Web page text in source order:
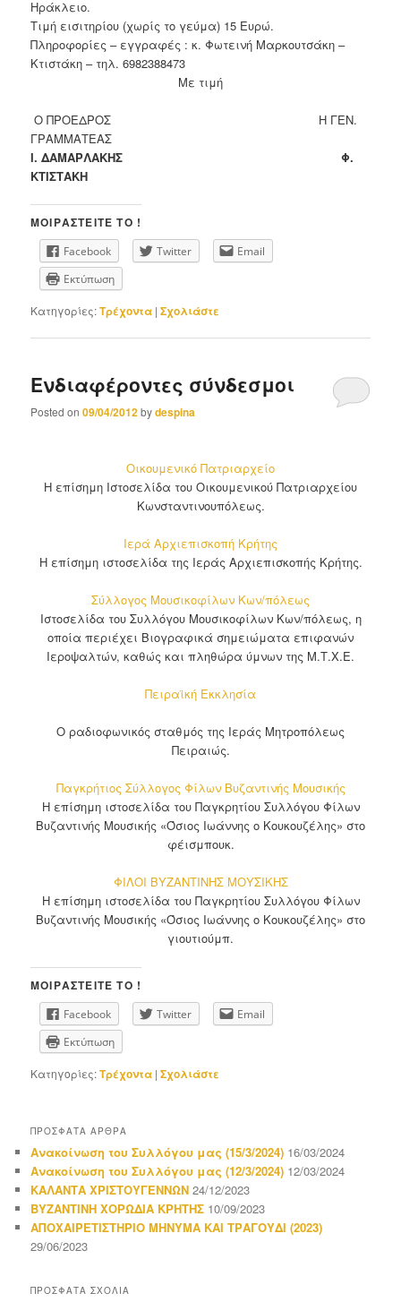
Ηράκλειο.
Τιμή εισιτηρίου (χωρίς το γεύμα) 15 Ευρώ.
Πληροφορίες – εγγραφές : κ. Φωτεινή Μαρκουτσάκη –
Κτιστάκη – τηλ. 6982388473
Με τιμή
Ο ΠΡΟΕΔΡΟΣ Η ΓΕΝ.
ΓΡΑΜΜΑΤΕΑΣ
Ι. ΔΑΜΑΡΛΑΚΗΣ Φ.
ΚΤΙΣΤΑΚΗ
ΜΟΙΡΑΣΤΕΊΤΕ ΤΟ !
Facebook Twitter
Email
Εκτύπωση
Κατηγορίες:Τρέχοντα |Σχολιάστε
Ενδιαφέροντες σύνδεσμοι
Posted on09/04/2012bydespina
Οικουμενικό Πατριαρχείο
Η επίσημη Ιστοσελίδα του Οικουμενικού Πατριαρχείου
Κωνσταντινουπόλεως.
Ιερά Αρχιεπισκοπή Κρήτης
Η επίσημη ιστοσελίδα της Ιεράς Αρχιεπισκοπής Κρήτης.
Σύλλογος Μουσικοφίλων Κων/πόλεως
Ιστοσελίδα του Συλλόγου Μουσικοφίλων Κων/πόλεως, η
οποία περιέχει Βιογραφικά σημειώματα επιφανών
Ιεροψαλτών, καθώς και πληθώρα ύμνων της Μ.Τ.Χ.Ε.
Πειραϊκή Εκκλησία
Ο ραδιοφωνικός σταθμός της Ιεράς Μητροπόλεως
Πειραιώς.
Παγκρήτιος Σύλλογος Φίλων Βυζαντινής Μουσικής
Η επίσημη ιστοσελίδα του Παγκρητίου Συλλόγου Φίλων
Βυζαντινής Μουσικής «Όσιος Ιωάννης ο Κουκουζέλης» στο
φέισμπουκ.
ΦΙΛΟΙ ΒΥΖΑΝΤΙΝΗΣ ΜΟΥΣΙΚΗΣ
Η επίσημη ιστοσελίδα του Παγκρητίου Συλλόγου Φίλων
Βυζαντινής Μουσικής «Όσιος Ιωάννης ο Κουκουζέλης» στο
γιουτιούμπ.
ΜΟΙΡΑΣΤΕΊΤΕ ΤΟ !
Facebook Twitter
Email
Εκτύπωση
Κατηγορίες:Τρέχοντα |Σχολιάστε
ΠΡΌΣΦΑΤΑ ΆΡΘΡΑ
Ανακοίνωση του Συλλόγου μας (15/3/2024) 16/03/2024
Ανακοίνωση του Συλλόγου μας (12/3/2024) 12/03/2024
ΚΑΛΑΝΤΑ ΧΡΙΣΤΟΥΓΕΝΝΩΝ 24/12/2023
ΒΥΖΑΝΤΙΝΗ ΧΟΡΩΔΙΑ ΚΡΗΤΗΣ 10/09/2023
ΑΠΟΧΑΙΡΕΤΙΣΤΗΡΙΟ ΜΗΝΥΜΑ ΚΑΙ ΤΡΑΓΟΥΔΙ (2023)
29/06/2023
ΠΡΌΣΦΑΤΑ ΣΧΌΛΙΑ